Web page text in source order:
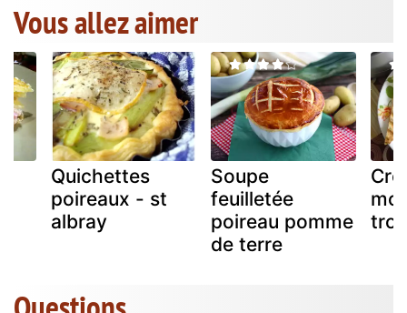
Vous allez aimer
Quichettes
poireaux - st
albray
Soupe
feuilletée
poireau pomme
de terre